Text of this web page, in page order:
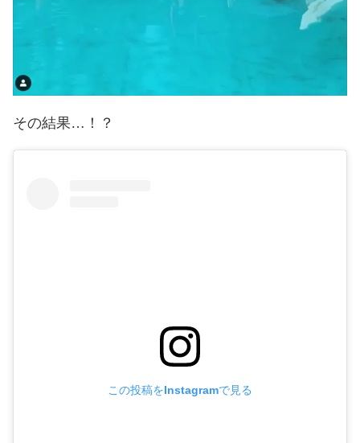
その結果…！？
この投稿をInstagramで見る